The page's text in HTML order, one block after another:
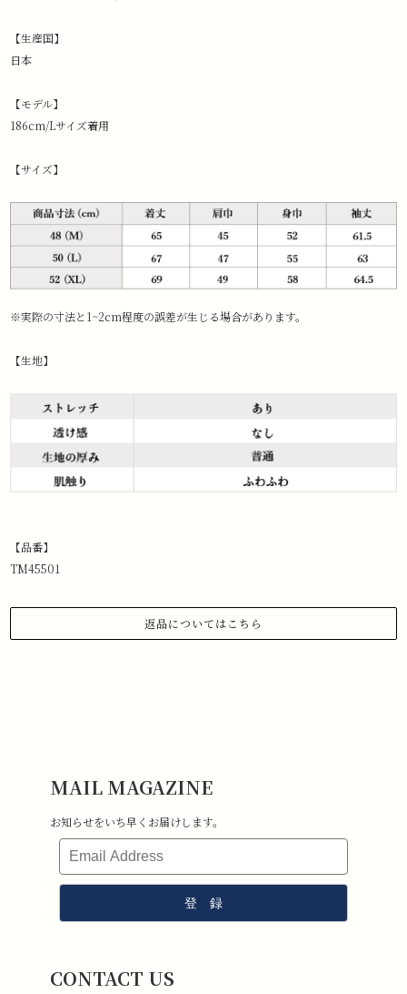
【生産国】
日本
【モデル】
186cm/Lサイズ着用
【サイズ】
※実際の寸法と1~2cm程度の誤差が生じる場合があります。
【生地】
【品番】
TM45501
返品についてはこちら
4.室内での試着のみ（屋外・ゴルフ場で使用したものは返品不可となり
5.返品送料はお客様負担となります。その点ご了承ください。
MAIL MAGAZINE
お知らせをいち早くお届けします。
CONTACT US